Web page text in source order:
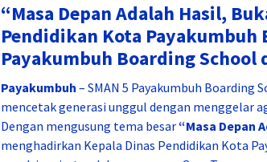
“Masa Depan Adalah Hasil,
Pendidikan Kota Payakumbuh
Payakumbuh Boarding School
Payakumbuh – SMAN 5 Payakumbuh
mencetak generasi unggul dengan menggelar
Dengan mengusung tema besar“Masa Depan
menghadirkan Kepala Dinas Pendidikan Kota